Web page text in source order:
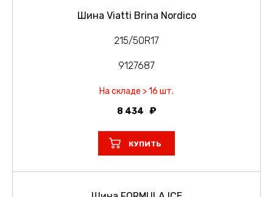
Шина Viatti Brina Nordico
215/50R17
9127687
На складе > 16 шт.
8 434
КУПИТЬ